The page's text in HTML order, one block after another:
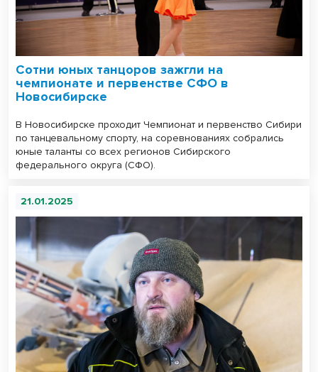
Сотни юных танцоров зажгли на
чемпионате и первенстве СФО в
Новосибирске
В Новосибирске проходит Чемпионат и первенство Сибири
по танцевальному спорту, на соревнованиях собрались
юные таланты со всех регионов Сибирского
федерального округа (СФО).
21.01.2025